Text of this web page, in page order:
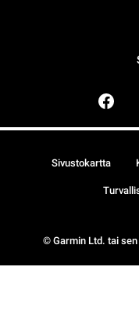
© Garmin Ltd. tai
Sivustokartta